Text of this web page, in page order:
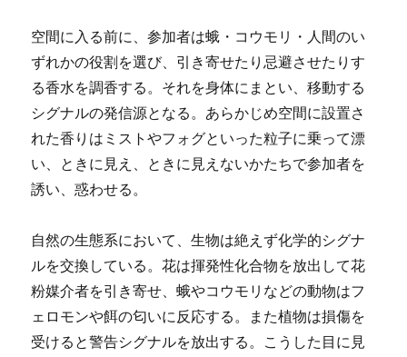
空間に入る前に、参加者は蛾・コウモリ・人間のい
ずれかの役割を選び、引き寄せたり忌避させたりす
る香水を調香する。それを身体にまとい、移動する
シグナルの発信源となる。あらかじめ空間に設置さ
れた香りはミストやフォグといった粒子に乗って漂
い、ときに見え、ときに見えないかたちで参加者を
誘い、惑わせる。
自然の生態系において、生物は絶えず化学的シグナ
ルを交換している。花は揮発性化合物を放出して花
粉媒介者を引き寄せ、蛾やコウモリなどの動物はフ
ェロモンや餌の匂いに反応する。また植物は損傷を
受けると警告シグナルを放出する。こうした目に見